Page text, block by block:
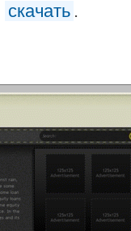
скачать .